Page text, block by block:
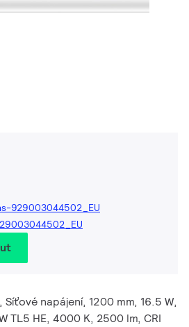
929003044502_EU
Síťové napájení, 1200 mm, 16.5 W,
TL5 HE, 4000 K, 2500 lm, CRI